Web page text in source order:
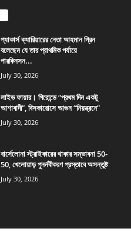
প্যাকার্স ক্যারিয়ারের নেতা আহমান গ্রিন
বলেছেন যে তার প্রাথমিক পর্যায়ে
পারকিনসন...
July 30, 2026
লাইভ ফায়ার। গিরোন্ডে “প্রথম দিন একটু
আশাবাদী”, বিসকারোসে আগুন “নিয়ন্ত্রনে”
July 30, 2026
বার্সেলোনা স্ট্রাইকারের থাকার সম্ভাবনা 50-
50, খেলোয়াড় পুনর্নবীকরণ প্রস্তাবে অসন্তুষ্ট
July 30, 2026